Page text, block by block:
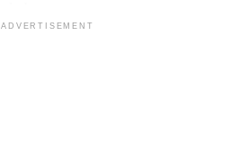
ADVERTISEMENT